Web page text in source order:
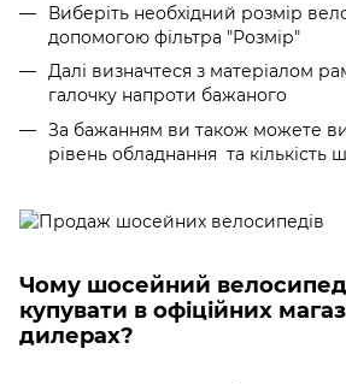
Виберіть необхідний розмір
допомогою фільтра "Розмір"
Далі визначтеся з матеріалом
галочку напроти бажаного
За бажанням ви також можете
рівень обладнання та кількість
Чому шосейний велосипед
купувати в офіційних
дилерах?